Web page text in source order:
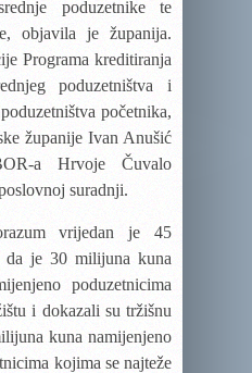
poduzetnike te
objavila je županija.
Programa kreditiranja
poduzetništva i
početnika,
županije Ivan Anušić
a Hrvoje Čuvalo
suradnji.
vrijedan je 45
je 30 milijuna kuna
poduzetnicima
i dokazali su tržišnu
kuna namijenjeno
kojima se najteže